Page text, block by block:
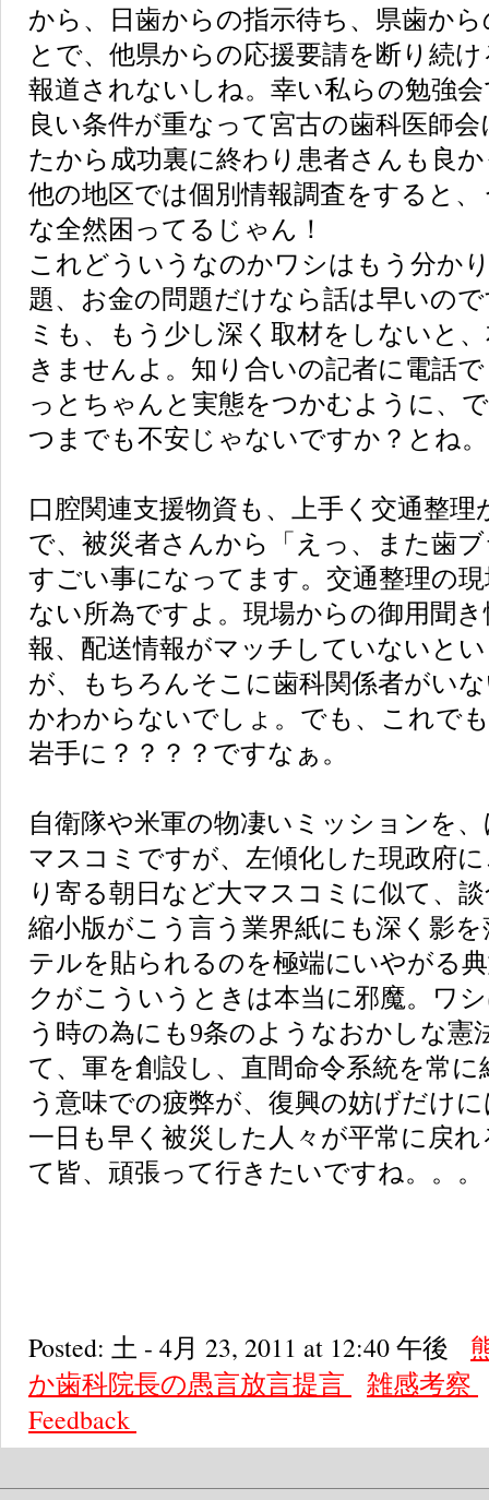
から、日歯からの指示待ち、県歯か
とで、他県からの応援要請を断り続
報道されないしね。幸い私らの勉強
良い条件が重なって宮古の歯科医師
たから成功裏に終わり患者さんも良
他の地区では個別情報調査をすると
な全然困ってるじゃん！
これどういうなのかワシはもう分か
題、お金の問題だけなら話は早いの
ミも、もう少し深く取材をしないと
きませんよ。知り合いの記者に電話
っとちゃんと実態をつかむように、
つまでも不安じゃないですか？とね。
口腔関連支援物資も、上手く交通整
で、被災者さんから「えっ、また歯
すごい事になってます。交通整理の
ない所為ですよ。現場からの御用聞
報、配送情報がマッチしていないと
が、もちろんそこに歯科関係者がい
かわからないでしょ。でも、これで
岩手に？？？？ですなぁ。
自衛隊や米軍の物凄いミッションを
マスコミですが、左傾化した現政府
り寄る朝日など大マスコミに似て、
縮小版がこう言う業界紙にも深く影
テルを貼られるのを極端にいやがる
クがこういうときは本当に邪魔。ワ
う時の為にも9条のようなおかしな憲
て、軍を創設し、直間命令系統を常
う意味での疲弊が、復興の妨げだけ
一日も早く被災した人々が平常に戻
て皆、頑張って行きたいですね。。。
Posted: 土 - 4月 23, 2011 at 12:40 午後
か歯科院長の愚言放言提言
雑感考察
Feedback